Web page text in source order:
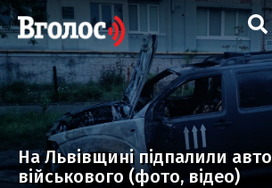
На Львівщині підпалили авто
військового (фото, відео)